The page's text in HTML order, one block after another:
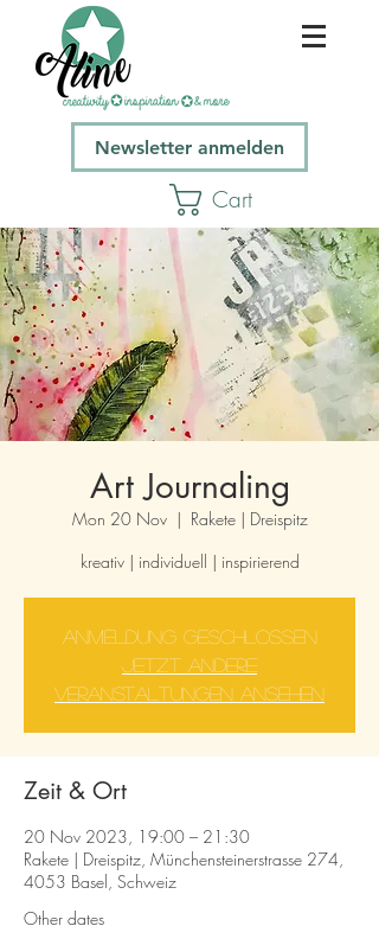
Newsletter anmelden
Cart
Art Journaling
Mon 20 Nov
  |
Rakete | Dreispitz
kreativ | individuell | inspirierend
Anmeldung geschlossen
Jetzt andere
Veranstaltungen ansehen
Zeit & Ort
20 Nov 2023, 19:00 – 21:30
Rakete | Dreispitz, Münchensteinerstrasse 274,
4053 Basel, Schweiz
Other dates